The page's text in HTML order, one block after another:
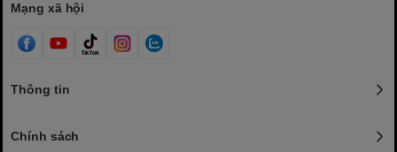
Mạng xã hội
Thông tin
Chính sách